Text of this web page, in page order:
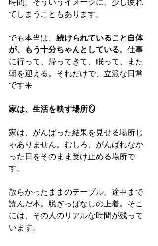
時間。そういうイメージに、少し疲れ
てしまうこともあります。
でも本当は、 続けられていること自体
が、もう十分ちゃんとしている。仕事
に行って、帰ってきて、眠って、また
朝を迎える。それだけで、立派な日常
です☀️
家は、生活を映す場所🪞
家は、がんばった結果を見せる場所じ
ゃありません。むしろ、がんばれなか
った日をそのまま受け止める場所で
す。
散らかったままのテーブル。途中まで
読んだ本。脱ぎっぱなしの上着。そこ
には、その人のリアルな時間が残って
います。